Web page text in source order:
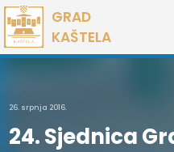
Preskoči
na
sadržaj
GRAD
KAŠTELA
26. srpnja 2016.
24. Sjednica